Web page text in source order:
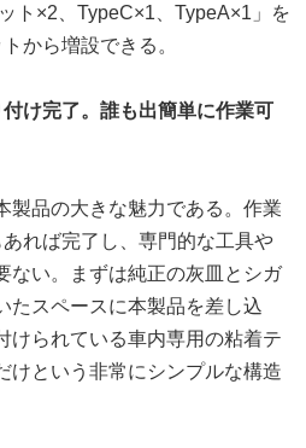
×2、TypeC×1、TypeA×1」を
から増設できる。
け完了。誰も出簡単に作業可
製品の大きな魅力である。作業
れば完了し、専門的な工具や
ない。まずは純正の灰皿とシガ
たスペースに本製品を差し込
けられている車内専用の粘着テ
けという非常にシンプルな構造